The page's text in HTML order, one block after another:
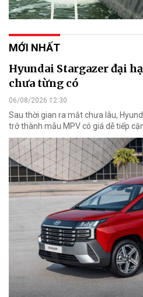
MỚI NHẤT
Hyundai Stargazer đại
chưa từng có
06/08/2026 12:30
Sau thời gian ra mắt chưa lâu,
trở thành mẫu MPV có giá dễ tiếp